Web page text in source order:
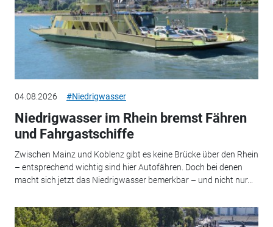
04.08.2026 #Niedrigwasser
Niedrigwasser im Rhein bremst Fähren
und Fahrgastschiffe
Zwischen Mainz und Koblenz gibt es keine Brücke über den Rhein
– entsprechend wichtig sind hier Autofähren. Doch bei denen
macht sich jetzt das Niedrigwasser bemerkbar – und nicht nur...